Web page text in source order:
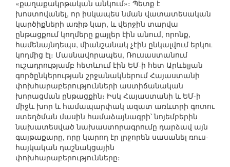
«քաղաքակրթական անկում»։ Պետք է
խոստովանել, որ իսկապես նման վատատեսական
կարծիքների առիթ կար, և վերջին տարվա
ընթացքում կողմերը քայլեր էին անում, որոնք,
համենայնդեպս, միանշանակ չէին ընկալվում երկու
կողմից էլ։ Մասնավորապես, Ռուսաստանում
ուշադրությամբ հետևում էին ԵՄ-ի հետ Արևելյան
գործընկերության շրջանակներում Հայաստանի
փոխհարաբերությունների աստիճանական
խորացման ընթացքին։ Իսկ Հայաստանի և ԵՄ-ի
միջև խոր և համապարփակ ազատ առևտրի գոտու
ստեղծման մասին համաձայնագրի՝ նոյեմբերին
նախատեսված նախաստորագրումը դարձավ այն
գայթաքարը, որը կարող էր լրջորեն սասանել ռուս-
հայկական դաշնակցային
փոխհարաբերությունները։